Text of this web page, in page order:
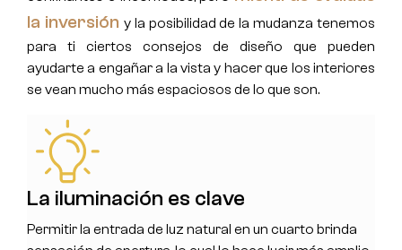
la inversión y la posibilidad de la mudanza tenemos
para ti ciertos consejos de diseño que pueden
ayudarte a engañar a la vista y hacer que los interiores
se vean mucho más espaciosos de lo que son.
La iluminación es clave
Permitir la entrada de luz natural en un cuarto brinda